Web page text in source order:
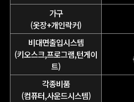
가구
(옷장+개인락커)
비대면출입시스템
(키오스크,프로그램,턴게이
트)
각종비품
(컴퓨터,사운드시스템)